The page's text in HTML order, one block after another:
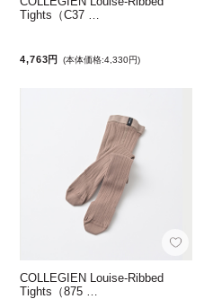
Tights（C37 …
4,763円 (本体価格:4,330円)
COLLEGIEN Louise-Ribbed
Tights（875 …